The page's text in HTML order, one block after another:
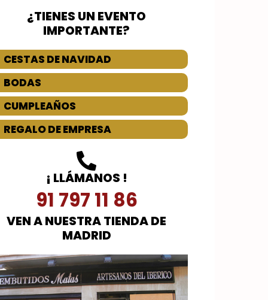
¿TIENES UN EVENTO
IMPORTANTE?
CESTAS DE NAVIDAD
BODAS
CUMPLEAÑOS
REGALO DE EMPRESA
¡ LLÁMANOS !
91 797 11 86
VEN A NUESTRA TIENDA DE
MADRID